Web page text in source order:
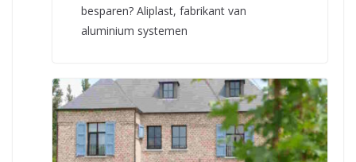
besparen? Aliplast, fabrikant van
aluminium systemen